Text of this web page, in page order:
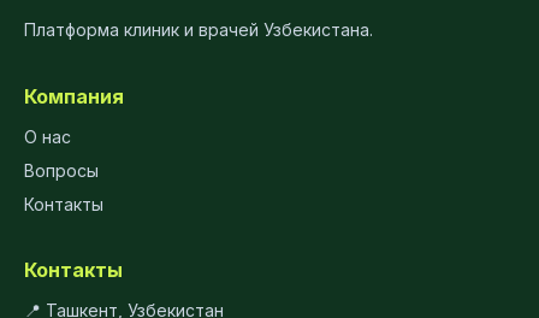
Платформа клиник и врачей Узбекистана.
Компания
О нас
Вопросы
Контакты
Контакты
📍 Ташкент, Узбекистан